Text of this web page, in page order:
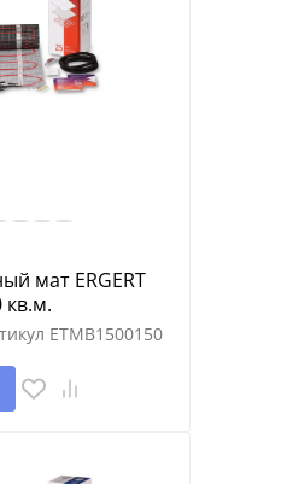
мат ERGERT
кв.м.
ETMB1500150